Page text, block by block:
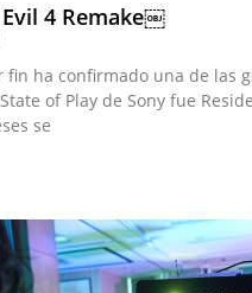
4 Remake￼
fin ha confirmado una de las
of Play de Sony fue
se